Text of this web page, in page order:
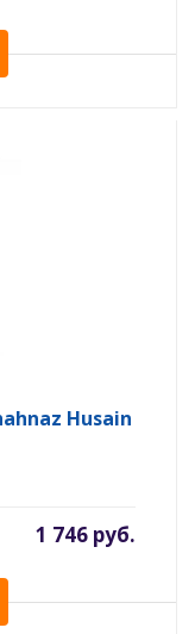
Husain
1 746 руб.